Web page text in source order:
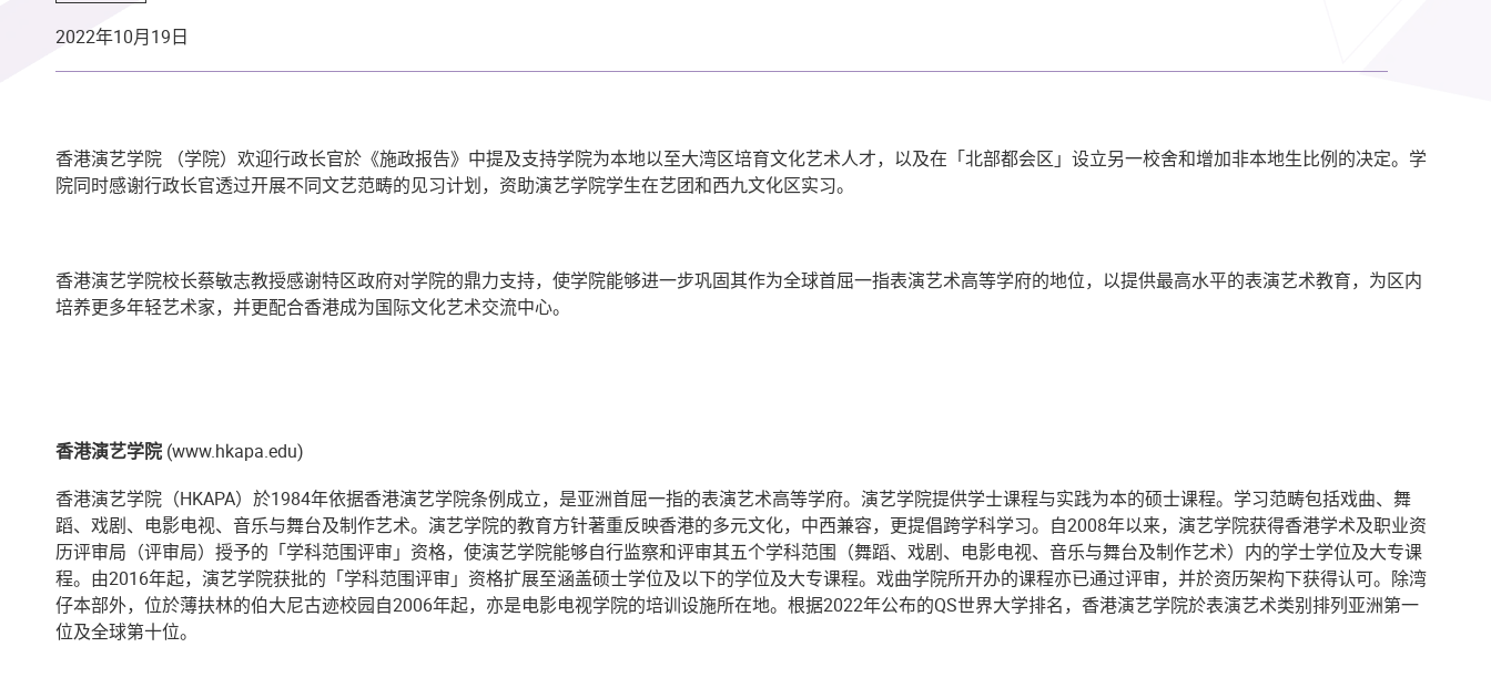
2022年10月19日
香港演艺学院 （学院）欢迎行政长官於《施政报告》中提及支持学院为本地以至大湾区培育文化艺术人才，以及在「北部都会区」设立另一校舍和增加非本地生比例的决定。学
院同时感谢行政长官透过开展不同文艺范畴的见习计划，资助演艺学院学生在艺团和西九文化区实习。
香港演艺学院校长蔡敏志教授感谢特区政府对学院的鼎力支持，使学院能够进一步巩固其作为全球首屈一指表演艺术高等学府的地位，以提供最高水平的表演艺术教育，为区内
培养更多年轻艺术家，并更配合香港成为国际文化艺术交流中心。
香港演艺学院 (www.hkapa.edu)
香港演艺学院（HKAPA）於1984年依据香港演艺学院条例成立，是亚洲首屈一指的表演艺术高等学府。演艺学院提供学士课程与实践为本的硕士课程。学习范畴包括戏曲、舞
蹈、戏剧、电影电视、音乐与舞台及制作艺术。演艺学院的教育方针著重反映香港的多元文化，中西兼容，更提倡跨学科学习。自2008年以来，演艺学院获得香港学术及职业资
历评审局（评审局）授予的「学科范围评审」资格，使演艺学院能够自行监察和评审其五个学科范围（舞蹈、戏剧、电影电视、音乐与舞台及制作艺术）内的学士学位及大专课
程。由2016年起，演艺学院获批的「学科范围评审」资格扩展至涵盖硕士学位及以下的学位及大专课程。戏曲学院所开办的课程亦已通过评审，并於资历架构下获得认可。除湾
仔本部外，位於薄扶林的伯大尼古迹校园自2006年起，亦是电影电视学院的培训设施所在地。根据2022年公布的QS世界大学排名，香港演艺学院於表演艺术类别排列亚洲第一
位及全球第十位。